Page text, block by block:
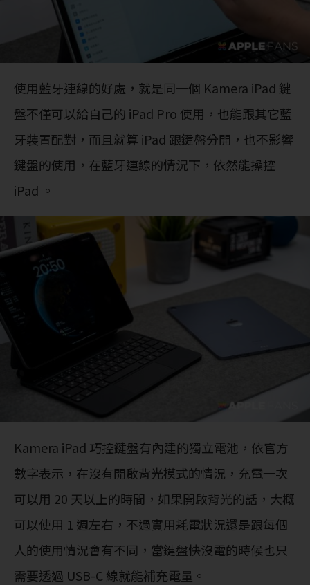
使用藍牙連線的好處，就是同一個 Kamera iPad 鍵
盤不僅可以給自己的 iPad Pro 使用，也能跟其它藍
牙裝置配對，而且就算 iPad 跟鍵盤分開，也不影響
鍵盤的使用，在藍牙連線的情況下，依然能操控
iPad 。
Kamera iPad 巧控鍵盤有內建的獨立電池，依官方
數字表示，在沒有開啟背光模式的情況，充電一次
可以用 20 天以上的時間，如果開啟背光的話，大概
可以使用 1 週左右，不過實用耗電狀況還是跟每個
人的使用情況會有不同，當鍵盤快沒電的時候也只
需要透過 USB-C 線就能補充電量。